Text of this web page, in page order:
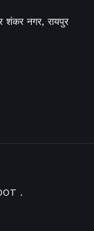
नगर, रायपुर
.